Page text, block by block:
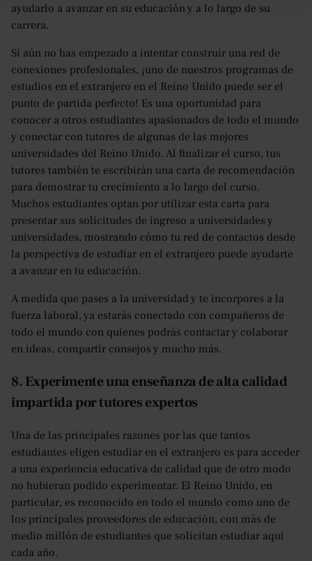
ayudarlo a avanzar en su educación y a lo largo de su
carrera.
Si aún no has empezado a intentar construir una red de
conexiones profesionales, ¡uno de nuestros programas de
estudios en el extranjero en el Reino Unido puede ser el
punto de partida perfecto! Es una oportunidad para
conocer a otros estudiantes apasionados de todo el mundo
y conectar con tutores de algunas de las mejores
universidades del Reino Unido. Al finalizar el curso, tus
tutores también te escribirán una carta de recomendación
para demostrar tu crecimiento a lo largo del curso.
Muchos estudiantes optan por utilizar esta carta para
presentar sus solicitudes de ingreso a universidades y
universidades, mostrando cómo tu red de contactos desde
la perspectiva de estudiar en el extranjero puede ayudarte
a avanzar en tu educación.
A medida que pases a la universidad y te incorpores a la
fuerza laboral, ya estarás conectado con compañeros de
todo el mundo con quienes podrás contactar y colaborar
en ideas, compartir consejos y mucho más.
8. Experimente una enseñanza de alta calidad
impartida por tutores expertos
Una de las principales razones por las que tantos
estudiantes eligen estudiar en el extranjero es para acceder
a una experiencia educativa de calidad que de otro modo
no hubieran podido experimentar. El Reino Unido, en
particular, es reconocido en todo el mundo como uno de
los principales proveedores de educación, con más de
medio millón de estudiantes que solicitan estudiar aquí
cada año.